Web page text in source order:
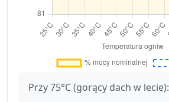
Przy 75°C (gorący dach w lecie):